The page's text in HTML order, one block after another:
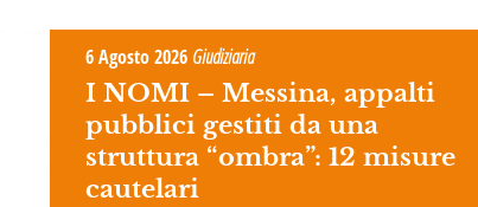
6 Agosto 2026 Giudiziaria
I NOMI – Messina, appalti
pubblici gestiti da una
struttura “ombra”: 12 misure
cautelari